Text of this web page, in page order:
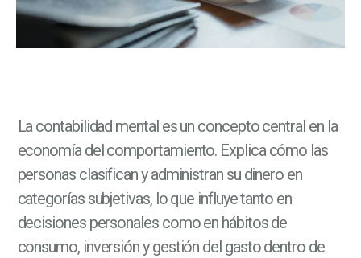
La contabilidad mental es un concepto central en la
economía del comportamiento. Explica cómo las
personas clasifican y administran su dinero en
categorías subjetivas, lo que influye tanto en
decisiones personales como en hábitos de
consumo, inversión y gestión del gasto dentro de